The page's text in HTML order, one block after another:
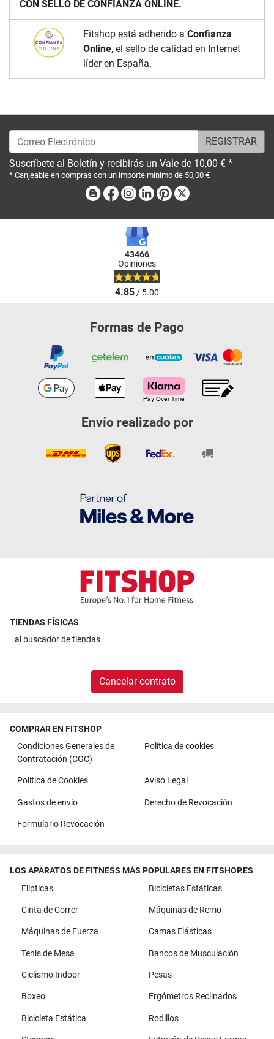
CON SELLO DE CONFIANZA ONLINE.
Fitshop está adherido a Confianza
Online, el sello de calidad en Internet
líder en España.
Correo Electrónico
Suscríbete al Boletín y recibirás un Vale de 10,00 € *
* Canjeable en compras con un importe mínimo de 50,00 €
BlogFacebook
Instagram
LinkedinPinterest
43466
Opiniones
4.85/ 5.00
Formas de Pago
Envío realizado por
TIENDAS FÍSICAS
al buscador de tiendas
Cancelar contrato
COMPRAR EN FITSHOP
Condiciones Generales de
Contratación (CGC)
Política de cookies
Política de Cookies Aviso Legal
Gastos de envío Derecho de Revocación
Formulario Revocación
LOS APARATOS DE FITNESS MÁS POPULARES EN FITSHOP.ES
Elípticas
Bicicletas Estáticas
Cinta de Correr Máquinas de Remo
Máquinas de Fuerza Camas Elásticas
Tenis de Mesa Bancos de Musculación
Ciclismo Indoor Pesas
Boxeo Ergómetros Reclinados
Bicicleta Estática Rodillos